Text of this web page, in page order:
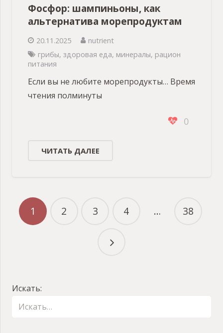
Фосфор: шампиньоны, как
альтернатива морепродуктам
20.11.2025
nutrient
грибы, здоровая еда, минералы, рацион
питания
Если вы не любите морепродукты… Время
чтения полминуты
0
ЧИТАТЬ ДАЛЕЕ
1 2 3 4 … 38
Искать: